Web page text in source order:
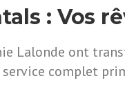
: Vos